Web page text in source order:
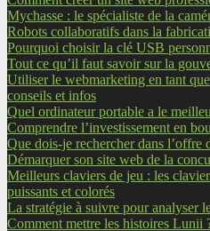
Mychasse : le spécialiste de la
Robots collaboratifs dans la
Pourquoi choisir la clé USB
Tout ce qu’il faut savoir sur la
Utiliser le webmarketing en tant
conseils et infos
Quel ordinateur portable a le
Comprendre l’investissement en
Que dois-je rechercher dans l’offre
Démarquer son site web de la
Meilleurs claviers de jeu : les
puissants et colorés
La stratégie à suivre pour analyser
Comment mettre les histoires Lunii